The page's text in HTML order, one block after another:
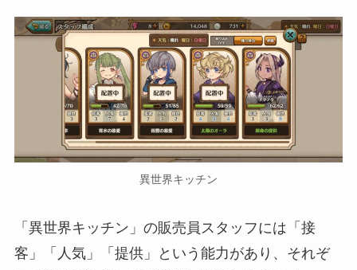
異世界キッチン
「異世界キッチン」の販売員スタッフには「接
客」「人気」「提供」という能力があり、それぞ